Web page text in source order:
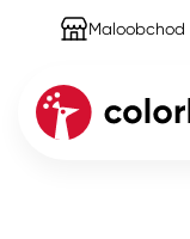
Maloobchod